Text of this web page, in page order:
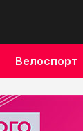
Велоспорт